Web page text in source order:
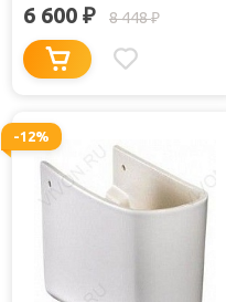
6 600 ₽ 8 448₽
-12%